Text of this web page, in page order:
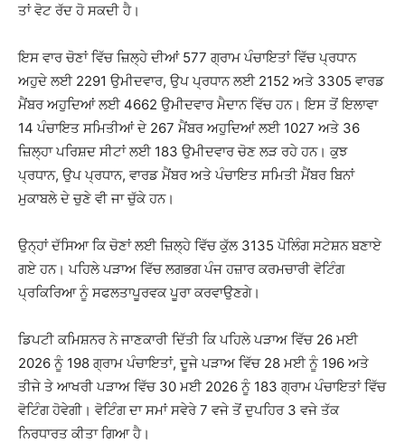
ਤਾਂ ਵੋਟ ਰੱਦ ਹੋ ਸਕਦੀ ਹੈ।
ਇਸ ਵਾਰ ਚੋਣਾਂ ਵਿੱਚ ਜ਼ਿਲ੍ਹੇ ਦੀਆਂ 577 ਗ੍ਰਾਮ ਪੰਚਾਇਤਾਂ ਵਿੱਚ ਪ੍ਰਧਾਨ
ਅਹੁਦੇ ਲਈ 2291 ਉਮੀਦਵਾਰ, ਉਪ ਪ੍ਰਧਾਨ ਲਈ 2152 ਅਤੇ 3305 ਵਾਰਡ
ਮੈਂਬਰ ਅਹੁਦਿਆਂ ਲਈ 4662 ਉਮੀਦਵਾਰ ਮੈਦਾਨ ਵਿੱਚ ਹਨ। ਇਸ ਤੋਂ ਇਲਾਵਾ
14 ਪੰਚਾਇਤ ਸਮਿਤੀਆਂ ਦੇ 267 ਮੈਂਬਰ ਅਹੁਦਿਆਂ ਲਈ 1027 ਅਤੇ 36
ਜ਼ਿਲ੍ਹਾ ਪਰਿਸ਼ਦ ਸੀਟਾਂ ਲਈ 183 ਉਮੀਦਵਾਰ ਚੋਣ ਲੜ ਰਹੇ ਹਨ। ਕੁਝ
ਪ੍ਰਧਾਨ, ਉਪ ਪ੍ਰਧਾਨ, ਵਾਰਡ ਮੈਂਬਰ ਅਤੇ ਪੰਚਾਇਤ ਸਮਿਤੀ ਮੈਂਬਰ ਬਿਨਾਂ
ਮੁਕਾਬਲੇ ਦੇ ਚੁਣੇ ਵੀ ਜਾ ਚੁੱਕੇ ਹਨ।
ਉਨ੍ਹਾਂ ਦੱਸਿਆ ਕਿ ਚੋਣਾਂ ਲਈ ਜ਼ਿਲ੍ਹੇ ਵਿੱਚ ਕੁੱਲ 3135 ਪੋਲਿੰਗ ਸਟੇਸ਼ਨ ਬਣਾਏ
ਗਏ ਹਨ। ਪਹਿਲੇ ਪੜਾਅ ਵਿੱਚ ਲਗਭਗ ਪੰਜ ਹਜ਼ਾਰ ਕਰਮਚਾਰੀ ਵੋਟਿੰਗ
ਪ੍ਰਕਿਰਿਆ ਨੂੰ ਸਫਲਤਾਪੂਰਵਕ ਪੂਰਾ ਕਰਵਾਉਣਗੇ।
ਡਿਪਟੀ ਕਮਿਸ਼ਨਰ ਨੇ ਜਾਣਕਾਰੀ ਦਿੱਤੀ ਕਿ ਪਹਿਲੇ ਪੜਾਅ ਵਿੱਚ 26 ਮਈ
2026 ਨੂੰ 198 ਗ੍ਰਾਮ ਪੰਚਾਇਤਾਂ, ਦੂਜੇ ਪੜਾਅ ਵਿੱਚ 28 ਮਈ ਨੂੰ 196 ਅਤੇ
ਤੀਜੇ ਤੇ ਆਖਰੀ ਪੜਾਅ ਵਿੱਚ 30 ਮਈ 2026 ਨੂੰ 183 ਗ੍ਰਾਮ ਪੰਚਾਇਤਾਂ ਵਿੱਚ
ਵੋਟਿੰਗ ਹੋਵੇਗੀ। ਵੋਟਿੰਗ ਦਾ ਸਮਾਂ ਸਵੇਰੇ 7 ਵਜੇ ਤੋਂ ਦੁਪਹਿਰ 3 ਵਜੇ ਤੱਕ
ਨਿਰਧਾਰਤ ਕੀਤਾ ਗਿਆ ਹੈ।